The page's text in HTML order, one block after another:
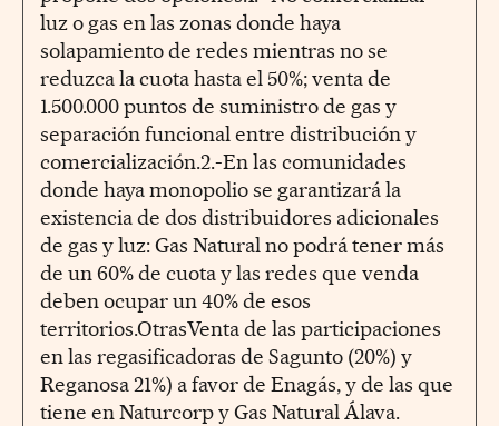
luz o gas en las zonas donde haya
solapamiento de redes mientras no se
reduzca la cuota hasta el 50%; venta de
1.500.000 puntos de suministro de gas y
separación funcional entre distribución y
comercialización.2.-En las comunidades
donde haya monopolio se garantizará la
existencia de dos distribuidores adicionales
de gas y luz: Gas Natural no podrá tener más
de un 60% de cuota y las redes que venda
deben ocupar un 40% de esos
territorios.OtrasVenta de las participaciones
en las regasificadoras de Sagunto (20%) y
Reganosa 21%) a favor de Enagás, y de las que
tiene en Naturcorp y Gas Natural Álava.